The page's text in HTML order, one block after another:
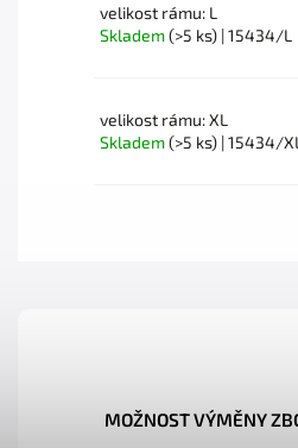
velikost rámu: L
Skladem(>5 ks) | 15434/L
velikost rámu: XL
Skladem(>5 ks) | 15434/XL
MOŽNOST VÝMĚNY